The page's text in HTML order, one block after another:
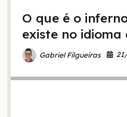
tempos
a
O que é o
existe no
Gabriel Filgueiras